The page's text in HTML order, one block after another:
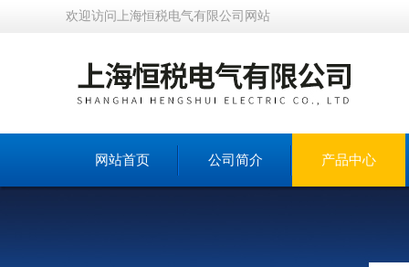
欢迎访问上海恒税电气有限公司网站
网站首页 公司简介 产品中心